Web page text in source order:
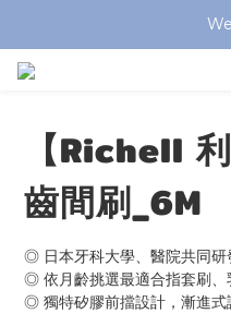
全館滿 $799 免運費 (僅提供
全館滿 $799 免運費 (僅提供
【Richell
齒間刷_6M
◎ 日本牙科大學、醫院共同研
◎ 依月齡挑選最適合指套刷、
◎ 獨特矽膠前擋設計，漸進式